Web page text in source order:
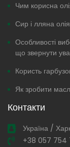
Чим корисна
Сир і лляна
Особливості
що звернути
Користь
Як зробити
Контакти
Україна /
+38 057 754